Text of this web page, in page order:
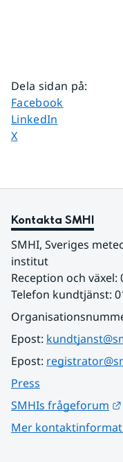
Dela sidan på:
Dela sidan på
Facebook
Dela sidan på
LinkedIn
Dela sidan på
X
Kontakta SMHI
SMHI, Sveriges
institut
Reception och växel:
Telefon kundtjänst:
Epost:
Epost:
Press
SMHIs frågeforum
Mer